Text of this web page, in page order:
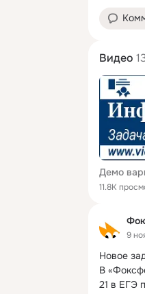
Видео
11.8K
9
Новое
В
21 в ЕГЭ